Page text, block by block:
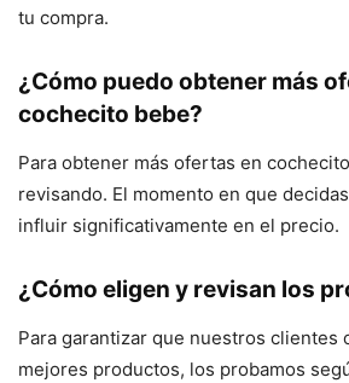
tu compra.
¿Cómo puedo obtener más
cochecito bebe?
Para obtener más ofertas en
revisando. El momento en que
influir significativamente en el precio.
¿Cómo eligen y revisan los
Para garantizar que nuestros clientes
mejores productos, los probamos